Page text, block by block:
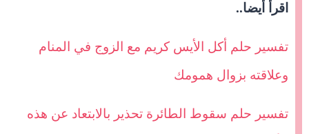
اقرأ أيضا..
تفسير حلم أكل الأيس كريم مع الزوج في المنام
وعلاقته بزوال همومك
تفسير حلم سقوط الطائرة تحذير بالابتعاد عن هذه